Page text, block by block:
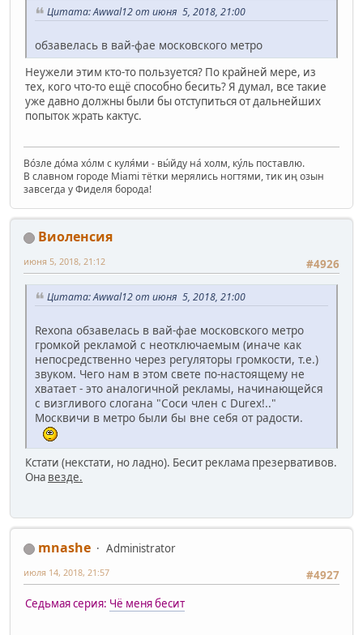
Цитата: Awwal12 от июня 5, 2018, 21:00
обзавелась в вай-фае московского метро
Неужели этим кто-то пользуется? По крайней мере, из
тех, кого что-то ещё способно бесить? Я думал, все такие
уже давно должны были бы отступиться от дальнейших
попыток жрать кактус.
Во́зле до́ма хо́лм с куля́ми - вы́йду на́ холм, ку́ль поставлю.
В славном городе Miami тётки мерялись ногтями, тик иң озын
завсегда у Фиделя борода!
Виоленсия
#4926
июня 5, 2018, 21:12
Цитата: Awwal12 от июня 5, 2018, 21:00
Rexona обзавелась в вай-фае московского метро
громкой рекламой с неотключаемым (иначе как
непосредственно через регуляторы громкости, т.е.)
звуком. Чего нам в этом свете по-настоящему не
хватает - это аналогичной рекламы, начинающейся
с визгливого слогана "Соси член с Durex!.."
Москвичи в метро были бы вне себя от радости.
Кстати (некстати, но ладно). Бесит реклама презервативов.
Она везде.
mnashe
Administrator
#4927
июля 14, 2018, 21:57
Седьмая серия: Чё меня бесит